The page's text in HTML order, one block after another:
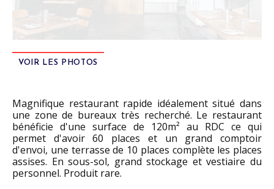
VOIR LES PHOTOS
Magnifique restaurant rapide idéalement situé dans
une zone de bureaux très recherché. Le restaurant
bénéficie d'une surface de 120m² au RDC ce qui
permet d'avoir 60 places et un grand comptoir
d'envoi, une terrasse de 10 places complète les places
assises. En sous-sol, grand stockage et vestiaire du
personnel. Produit rare.